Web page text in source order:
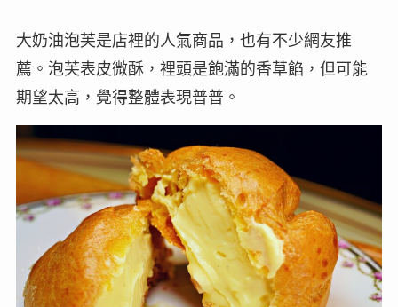
大奶油泡芙是店裡的人氣商品，也有不少網友推
薦。泡芙表皮微酥，裡頭是飽滿的香草餡，但可能
期望太高，覺得整體表現普普。